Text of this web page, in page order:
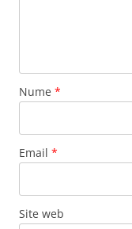
Nume *
Email *
Site web